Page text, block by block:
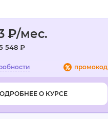
₽/мес.
548 ₽
промокод
О КУРСЕ